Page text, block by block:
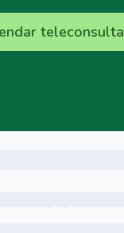
teleconsulta